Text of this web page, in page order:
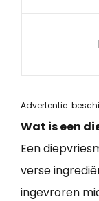
Advertentie:
Wat is een
Een
verse
ingevroren